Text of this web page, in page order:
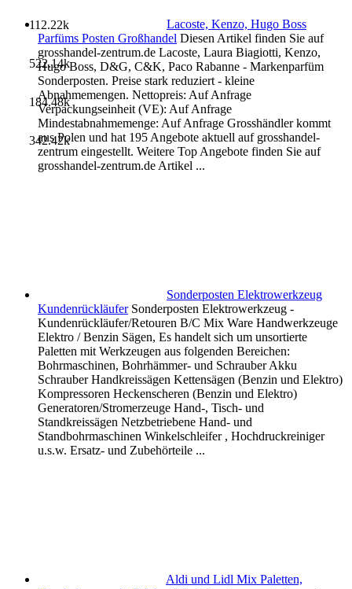
Lacoste, Kenzo, Hugo Boss
Parfüms Posten Großhandel Diesen Artikel finden Sie auf
grosshandel-zentrum.de Lacoste, Laura Biagiotti, Kenzo,
Hugo Boss, D&G, C&K, Paco Rabanne - Markenparfüm
Sonderposten. Preise stark reduziert - kleine
Abnahmemengen. Nettopreis: Auf Anfrage
Verpackungseinheit (VE): Auf Anfrage
Mindestabnahmemenge: Auf Anfrage Grosshändler kommt
aus Polen und hat 195 Angebote aktuell auf grosshandel-
zentrum eingestellt. Weitere Top Angebote finden Sie auf
grosshandel-zentrum.de Artikel ...
Sonderposten Elektrowerkzeug
Kundenrückläufer Sonderposten Elektrowerkzeug -
Kundenrückläufer/Retouren B/C Mix Ware Handwerkzeuge
Elektro / Benzin Sägen, Es handelt sich um unsortierte
Paletten mit Werkzeugen aus folgenden Bereichen:
Bohrmaschinen, Bohrhämmer- und Schrauber Akku
Schrauber Handkreissägen Kettensägen (Benzin und Elektro)
Kompressoren Heckenscheren (Benzin und Elektro)
Generatoren/Stromerzeuge Hand-, Tisch- und
Standkreissägen Netzbetriebene Hand- und
Standbohrmaschinen Winkelschleifer , Hochdruckreiniger
u.s.w. Ersatz- und Zubehörteile ...
Aldi und Lidl Mix Paletten,
112.22k
522.14k
184.48k
342.42k